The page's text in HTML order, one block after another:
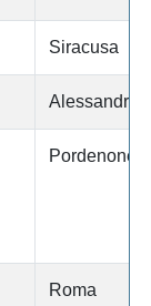
Siracusa
Alessandria
Pordenone
Roma